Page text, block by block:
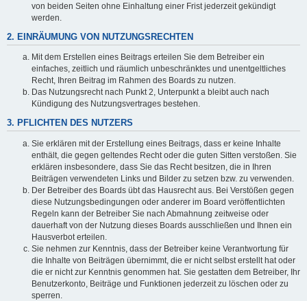
von beiden Seiten ohne Einhaltung einer Frist jederzeit gekündigt
werden.
2. EINRÄUMUNG VON NUTZUNGSRECHTEN
Mit dem Erstellen eines Beitrags erteilen Sie dem Betreiber ein
einfaches, zeitlich und räumlich unbeschränktes und unentgeltliches
Recht, Ihren Beitrag im Rahmen des Boards zu nutzen.
Das Nutzungsrecht nach Punkt 2, Unterpunkt a bleibt auch nach
Kündigung des Nutzungsvertrages bestehen.
3. PFLICHTEN DES NUTZERS
Sie erklären mit der Erstellung eines Beitrags, dass er keine Inhalte
enthält, die gegen geltendes Recht oder die guten Sitten verstoßen. Sie
erklären insbesondere, dass Sie das Recht besitzen, die in Ihren
Beiträgen verwendeten Links und Bilder zu setzen bzw. zu verwenden.
Der Betreiber des Boards übt das Hausrecht aus. Bei Verstößen gegen
diese Nutzungsbedingungen oder anderer im Board veröffentlichten
Regeln kann der Betreiber Sie nach Abmahnung zeitweise oder
dauerhaft von der Nutzung dieses Boards ausschließen und Ihnen ein
Hausverbot erteilen.
Sie nehmen zur Kenntnis, dass der Betreiber keine Verantwortung für
die Inhalte von Beiträgen übernimmt, die er nicht selbst erstellt hat oder
die er nicht zur Kenntnis genommen hat. Sie gestatten dem Betreiber, Ihr
Benutzerkonto, Beiträge und Funktionen jederzeit zu löschen oder zu
sperren.